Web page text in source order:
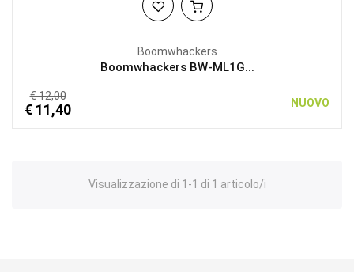
Boomwhackers
Boomwhackers BW-ML1G...
€ 12,00
€ 11,40 NUOVO
Visualizzazione di 1-1 di 1 articolo/i